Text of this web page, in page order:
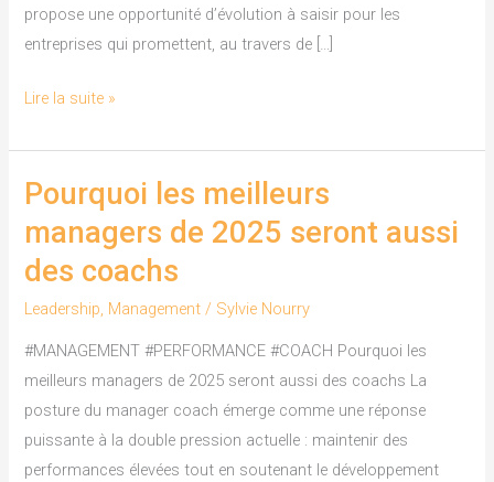
propose une opportunité d’évolution à saisir pour les
entreprises qui promettent, au travers de […]
Lire la suite »
Pourquoi les meilleurs
managers de 2025 seront aussi
des coachs
Leadership, Management / Sylvie Nourry
#MANAGEMENT #PERFORMANCE #COACH Pourquoi les
meilleurs managers de 2025 seront aussi des coachs La
posture du manager coach émerge comme une réponse
puissante à la double pression actuelle : maintenir des
performances élevées tout en soutenant le développement
Pourquoi
meilleurs
managers
de